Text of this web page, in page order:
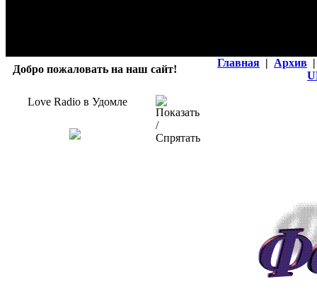
Добро пожаловать на наш сайт!
Главная | Архив |
Love Radio в Удомле